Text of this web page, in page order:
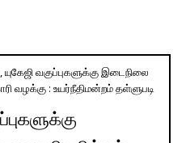
யுகேஜி வகுப்புகளுக்கு இடைநிலை
வழக்கு : உயர்நீதிமன்றம் தள்ளுபடி